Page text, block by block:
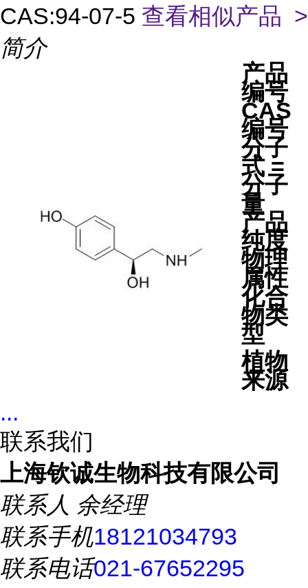
CAS:94-07-5 查看相似产品 >
简介
产品
编号
CAS
编号
分子
式 =
分子
量
产品
纯度
物理
属性
化合
物类
型
植物
来源
...
联系我们
上海钦诚生物科技有限公司
联系人 余经理
联系手机18121034793
联系电话021-67652295